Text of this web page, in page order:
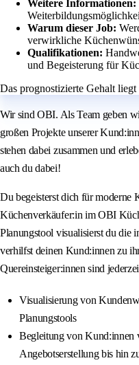
Weitere Informationen:
Warum dieser Job:
verwirkliche
Qualifikationen:
und Begeisterung für
Das prognostizierte Gehalt
Wir sind OBI. Als Team geben
großen Projekte unserer
stehen dabei zusammen und
auch du dabei!
Du begeisterst dich für moderne
Küchenverkäufer:in im OBI
Planungstool visualisierst du die
verhilfst deinen Kund:innen zu
Quereinsteiger:innen sind
Visualisierung von
Planungstools
Begleitung von Kund:innen
Angebotserstellung bis hin